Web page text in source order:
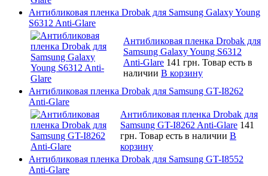
Антибликовая пленка Drobak для Samsung Galaxy Young
S6312 Anti-Glare
Антибликовая пленка Drobak для
Samsung Galaxy Young S6312
Anti-Glare 141 грн. Товар есть в
наличии В корзину
Антибликовая пленка Drobak для Samsung GT-I8262
Anti-Glare
Антибликовая пленка Drobak для
Samsung GT-I8262 Anti-Glare 141
грн. Товар есть в наличии В
корзину
Антибликовая пленка Drobak для Samsung GT-I8552
Anti-Glare